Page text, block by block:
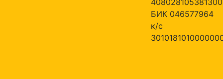
БИК 046577964
к/с